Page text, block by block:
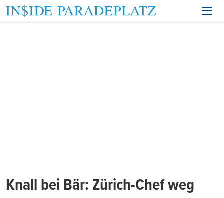
Knall bei Bär: Zürich-Chef weg